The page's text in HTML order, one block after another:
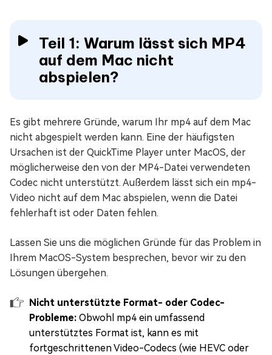
Teil 1: Warum lässt sich MP4
auf dem Mac nicht
abspielen?
Es gibt mehrere Gründe, warum Ihr mp4 auf dem Mac
nicht abgespielt werden kann. Eine der häufigsten
Ursachen ist der QuickTime Player unter MacOS, der
möglicherweise den von der MP4-Datei verwendeten
Codec nicht unterstützt. Außerdem lässt sich ein mp4-
Video nicht auf dem Mac abspielen, wenn die Datei
fehlerhaft ist oder Daten fehlen.
Lassen Sie uns die möglichen Gründe für das Problem in
Ihrem MacOS-System besprechen, bevor wir zu den
Lösungen übergehen.
Nicht unterstützte Format- oder Codec-
Probleme: Obwohl mp4 ein umfassend
unterstütztes Format ist, kann es mit
fortgeschrittenen Video-Codecs (wie HEVC oder